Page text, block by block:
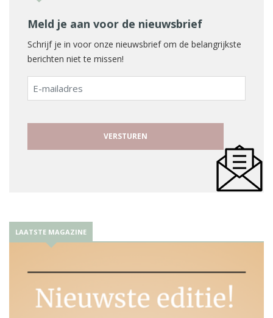
Meld je aan voor de nieuwsbrief
Schrijf je in voor onze nieuwsbrief om de belangrijkste
berichten niet te missen!
E-
mailadres
LAATSTE MAGAZINE